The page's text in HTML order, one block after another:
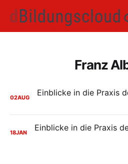
Franz
02AUG
18JAN